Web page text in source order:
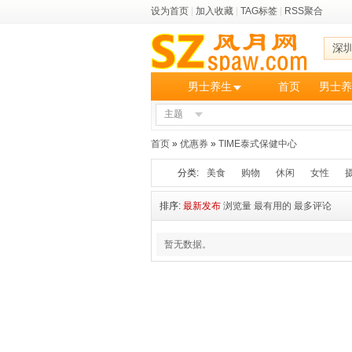
设为首页 加入收藏 TAG标签 RSS聚合
深
男士养生 首页 男士
主题
首页 » 优惠券 » TIME泰式保健中心
分类: 美食 购物 休闲 女性
排序: 最新发布 浏览量 最有用的 最多评论
暂无数据。